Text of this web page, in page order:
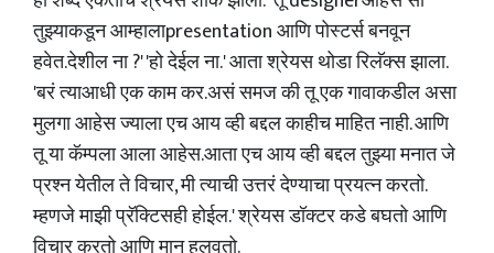
तुझ्याकडून आम्हालाpresentation आणि पोस्टर्स बनवून
हवेत.देशील ना ?' 'हो देईल ना.' आता श्रेयस थोडा रिलॅक्स झाला.
'बरं त्याआधी एक काम कर.असं समज की तू एक गावाकडील असा
मुलगा आहेस ज्याला एच आय व्ही बद्दल काहीच माहित नाही. आणि
तू या कॅम्पला आला आहेस.आता एच आय व्ही बद्दल तुझ्या मनात जे
प्रश्न येतील ते विचार, मी त्याची उत्तरं देण्याचा प्रयत्न करतो.
म्हणजे माझी प्रॅक्टिसही होईल.' श्रेयस डॉक्टर कडे बघतो आणि